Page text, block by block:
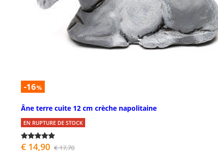
-16%
Âne terre cuite 12 cm crèche napolitaine
EN RUPTURE DE STOCK
€ 14,90 € 17,70